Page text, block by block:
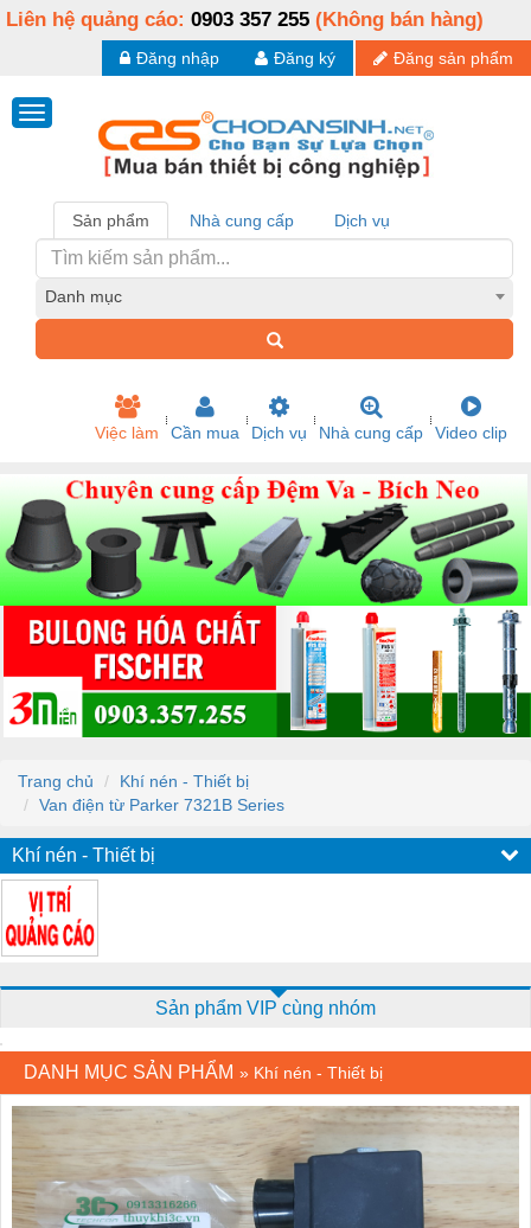
Liên hệ quảng cáo: 0903 357 255 (Không bán hàng)
Đăng sản phẩm
Đăng ký
Đăng nhập
Sản phẩm Nhà cung cấp Dịch vụ
Danh mục
Việc làm Cần mua Dịch vụ Nhà cung cấp Video clip
Trang chủ
Khí nén - Thiết bị
Van điện từ Parker 7321B Series
Khí nén - Thiết bị
Sản phẩm VIP cùng nhóm
DANH MỤC SẢN PHẨM » Khí nén - Thiết bị